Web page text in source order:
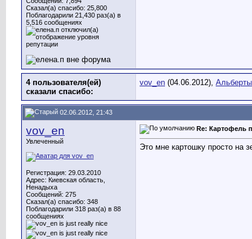
Сказал(а) спасибо: 25,800
Поблагодарили 21,430 раз(а) в
5,516 сообщениях
4 пользователя(ей)
сказали cпасибо:
vov_en (04.06.2012),
02.06.2012, 21:43
vov_en
Увлеченный
Регистрация: 29.03.2010
Адрес: Киевская область,
Ненадыха
Сообщений: 275
Сказал(а) спасибо: 348
Поблагодарили 318 раз(а) в 88
сообщениях
Re: Картофель
Это мне картошку просто на